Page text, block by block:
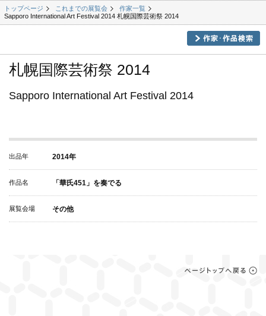
トップページ これまでの展覧会
作家一覧
Sapporo International Art Festival 2014 札幌国際芸術祭 2014
札幌国際芸術祭 2014
Sapporo International Art Festival 2014
出品年 2014年
作品名 「華氏451」を奏でる
展覧会場 その他